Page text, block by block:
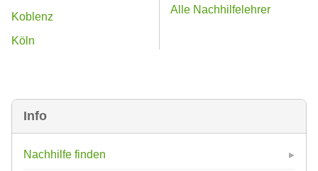
Info
Nachhilfe finden
Koblenz
Köln
Alle Nachhilfelehrer